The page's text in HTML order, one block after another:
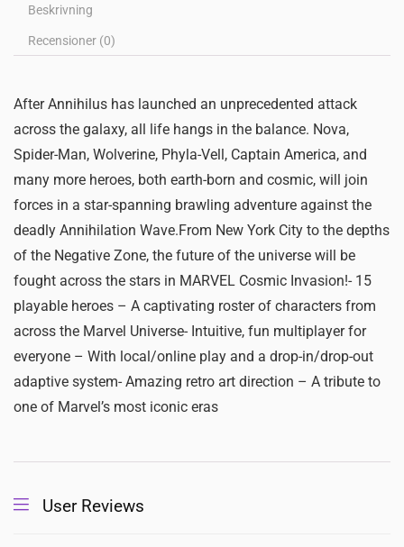
Beskrivning
Recensioner (0)
After Annihilus has launched an unprecedented attack
across the galaxy, all life hangs in the balance. Nova,
Spider-Man, Wolverine, Phyla-Vell, Captain America, and
many more heroes, both earth-born and cosmic, will join
forces in a star-spanning brawling adventure against the
deadly Annihilation Wave.From New York City to the depths
of the Negative Zone, the future of the universe will be
fought across the stars in MARVEL Cosmic Invasion!- 15
playable heroes – A captivating roster of characters from
across the Marvel Universe- Intuitive, fun multiplayer for
everyone – With local/online play and a drop-in/drop-out
adaptive system- Amazing retro art direction – A tribute to
one of Marvel’s most iconic eras
User Reviews